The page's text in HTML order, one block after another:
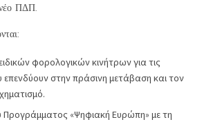
ΠΔΠ.
φορολογικών κινήτρων για τις
επενδύουν στην πράσινη μετάβαση και τον
Προγράμματος «Ψηφιακή Ευρώπη» με τη